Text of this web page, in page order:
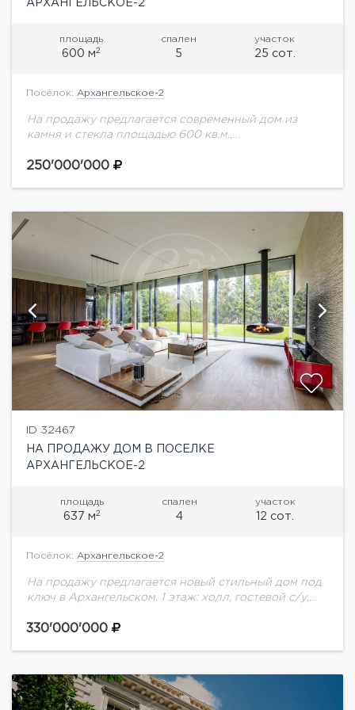
АРХАНГЕЛЬСКОЕ-2
площадь
600 м2
спален
5
участок
25 сот.
Посёлок: Архангельское-2
На продажу предлагается современный дом из
камня и стекла площадью 600 кв.м.,
поселке на Новорижском шоссе, всего в 9 км от
250'000'000
ID 32467
НА ПРОДАЖУ ДОМ В ПОСЕЛКЕ
АРХАНГЕЛЬСКОЕ-2
площадь
637 м2
спален
4
участок
12 сот.
Посёлок: Архангельское-2
На продажу предлагается новый стильный дом под
ключ в Архангельском. 1 этаж: холл, гостевой с/у,
террасу, гостевая спальня со своим...
330'000'000